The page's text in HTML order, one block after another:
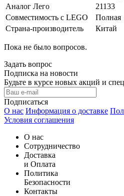
Аналог Лего
21133
Совместимость с LEGO
Полная
Страна-производитель
Китай
Пока не было вопросов.
Задать вопрос
Подписка на новости
Будьте в курсе новых акций и
Подписаться
О нас Информация о доставке
Условия соглашения
О нас
Сотрудничество
Доставка
и Оплата
Политика
Безопасности
Контакты